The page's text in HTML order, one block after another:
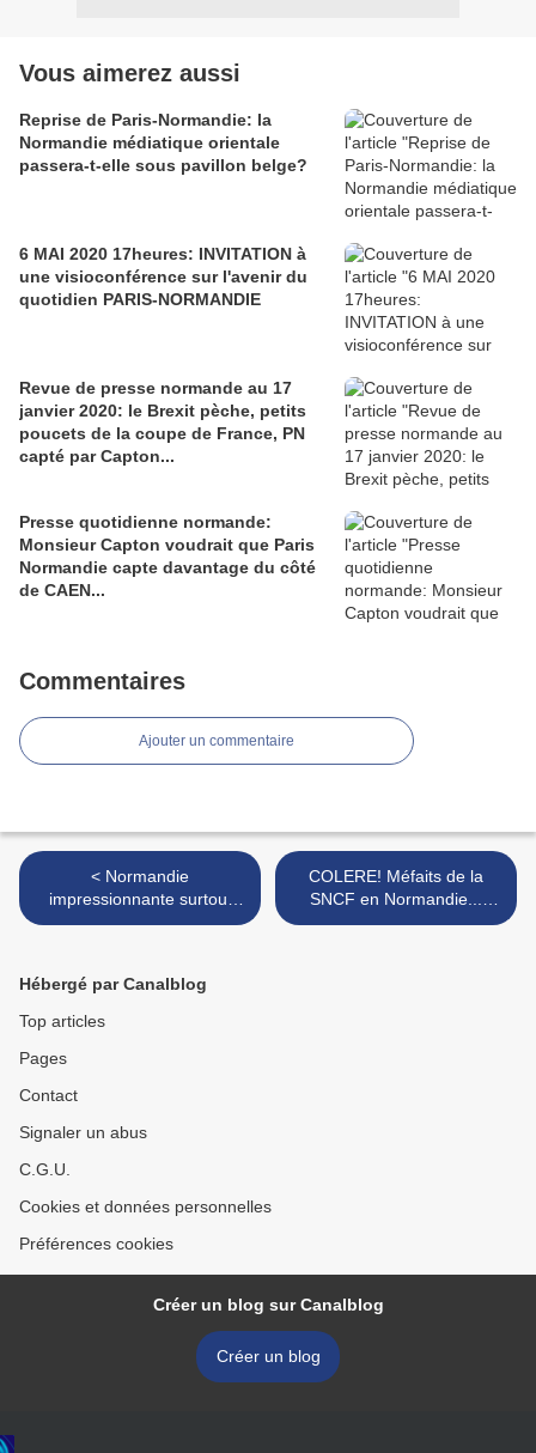
Vous aimerez aussi
Reprise de Paris-Normandie: la
Normandie médiatique orientale
passera-t-elle sous pavillon belge?
6 MAI 2020 17heures: INVITATION à
une visioconférence sur l'avenir du
quotidien PARIS-NORMANDIE
Revue de presse normande au 17
janvier 2020: le Brexit pèche, petits
poucets de la coupe de France, PN
capté par Capton...
Presse quotidienne normande:
Monsieur Capton voudrait que Paris
Normandie capte davantage du côté
de CAEN...
Commentaires
Ajouter un commentaire
< Normandie
impressionnante surtout
après l'inauguration
COLERE! Méfaits de la
SNCF en Normandie...
(suite): les trains tuent aussi
Hébergé par Canalblog
Top articles
Pages
Contact
Signaler un abus
C.G.U.
Cookies et données personnelles
Préférences cookies
Créer un blog sur Canalblog
Créer un blog